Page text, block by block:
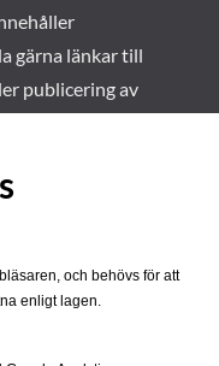
gärna länkar till
publicering av
och behövs för att
enligt lagen.